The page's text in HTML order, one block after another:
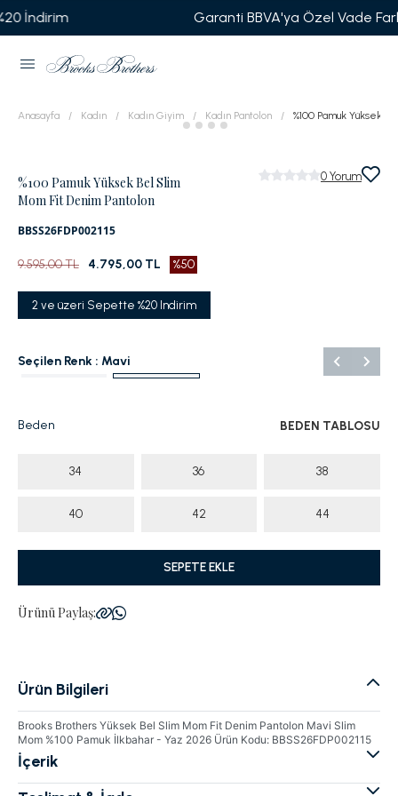
Garanti BBVA'ya Özel Vade Farksız 6
Anasayfa Kadın Kadın Giyim Kadın Pantolon %100 Pamuk Yüksek
%100 Pamuk Yüksek Bel Slim
Mom Fit Denim Pantolon
BBSS26FDP002115
0 Yorum
9.595,00 TL 4.795,00 TL %50
2 ve üzeri Sepette %20 Indirim
Seçilen Renk : Mavi
Beden BEDEN TABLOSU
34 36 38
40 42 44
SEPETE EKLE
Ürünü Paylaş:
Ürün Bilgileri
Brooks Brothers Yüksek Bel Slim Mom Fit Denim Pantolon Mavi Slim
Mom %100 Pamuk İlkbahar - Yaz 2026 Ürün Kodu: BBSS26FDP002115
İçerik